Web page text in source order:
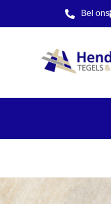
Bel ons